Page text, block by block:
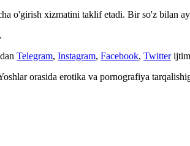
o'girish xizmatini taklif etadi. Bir so'z bilan
Telegram, Instagram, Facebook, Twitter
orasida erotika va pornografiya